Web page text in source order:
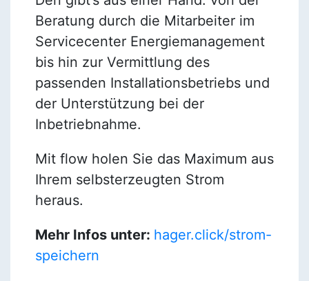
Beratung durch die Mitarbeiter im
Servicecenter Energiemanagement
bis hin zur Vermittlung des
passenden Installationsbetriebs und
der Unterstützung bei der
Inbetriebnahme.
Mit flow holen Sie das Maximum aus
Ihrem selbsterzeugten Strom
heraus.
Mehr Infos unter: hager.click/strom-
speichern